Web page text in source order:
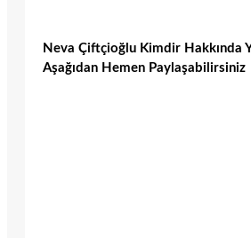
Neva Çiftçioğlu Kimdir Hakkında
Aşağıdan Hemen Paylaşabilirsiniz